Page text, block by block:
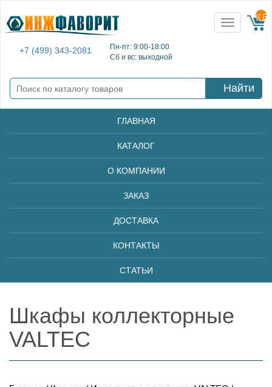
+7 (499) 343-2081
Пн-пт: 9:00-18:00
Сб и вс: выходной
Toggle
navigation
{{
Найти
ГЛАВНАЯ
КАТАЛОГ
О КОМПАНИИ
ЗАКАЗ
ДОСТАВКА
КОНТАКТЫ
СТАТЬИ
Шкафы коллекторные
VALTEC